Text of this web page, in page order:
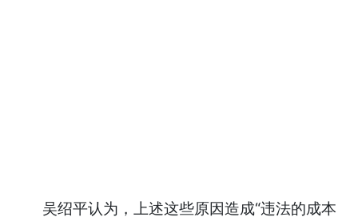
吴绍平认为，上述这些原因造成“违法的成本